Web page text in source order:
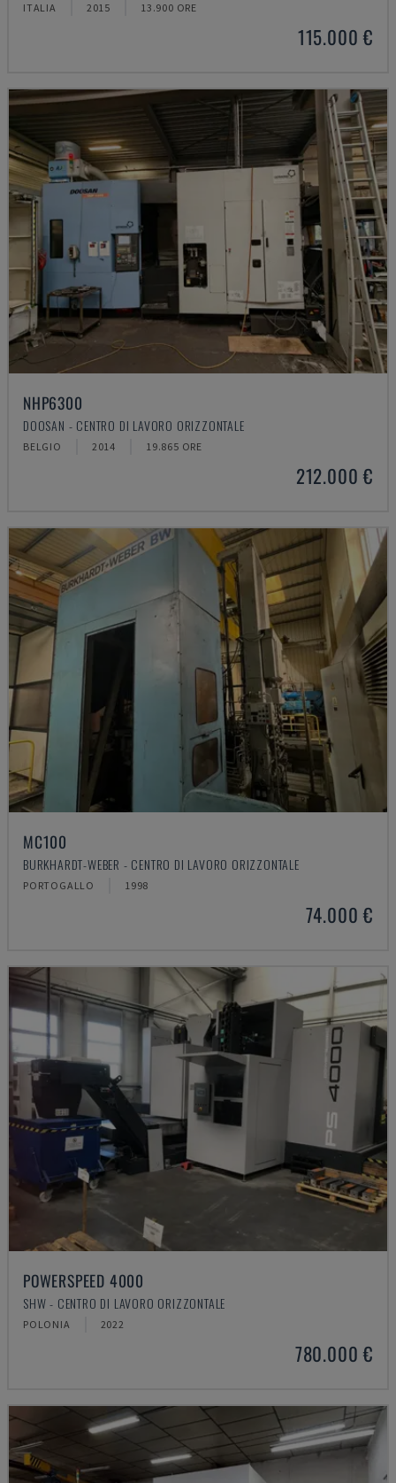
ITALIA 2015 13.900 ORE
115.000 €
NHP6300
DOOSAN - CENTRO DI LAVORO ORIZZONTALE
BELGIO 2014 19.865 ORE
212.000 €
MC100
BURKHARDT-WEBER - CENTRO DI LAVORO ORIZZONTALE
PORTOGALLO 1998
74.000 €
POWERSPEED 4000
SHW - CENTRO DI LAVORO ORIZZONTALE
POLONIA 2022
780.000 €